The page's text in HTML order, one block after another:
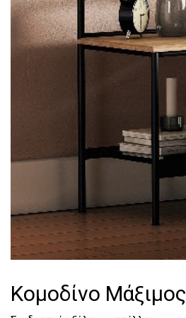
Τουαλέτες
Κομοδίνο Μάξιμος